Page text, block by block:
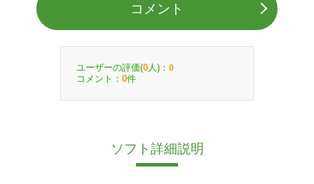
コメント
ユーザーの評価(0 人)： 0
コメント： 0件
ソフト詳細説明